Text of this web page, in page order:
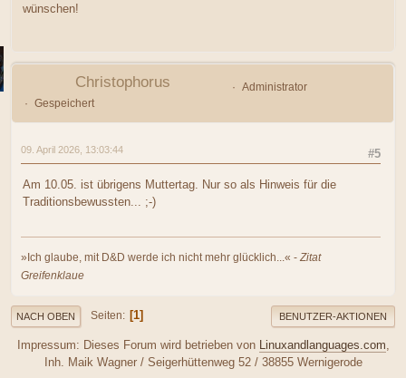
wünschen!
Christophorus
Administrator
Gespeichert
#5
09. April 2026, 13:03:44
Am 10.05. ist übrigens Muttertag. Nur so als Hinweis für die
Traditionsbewussten... ;-)
»Ich glaube, mit D&D werde ich nicht mehr glücklich...« - Zitat
Greifenklaue
NACH OBEN Seiten 1 BENUTZER-AKTIONEN
Impressum: Dieses Forum wird betrieben von Linuxandlanguages.com
Inh. Maik Wagner / Seigerhüttenweg 52 / 38855 Wernigerode